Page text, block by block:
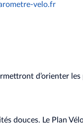
velo.fr
d’orienter
douces. Le Plan